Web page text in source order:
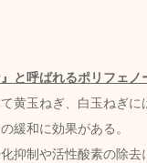
』と呼ばれるポリフェノ
黄玉ねぎ、白玉ねぎに
緩和に効果がある。
抑制や活性酸素の除